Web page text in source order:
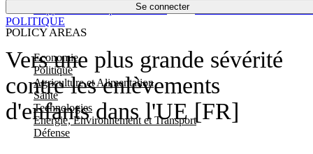
Se connecter
POLICY AREAS
Economie
Politique
Agriculture et Alimentation
Santé
Technologies
Energie, Environnement et Transport
Défense
Économie
Vers une plus grande sévérité
contre les enlèvements
d'enfants dans l'UE [FR]
POLITIQUE